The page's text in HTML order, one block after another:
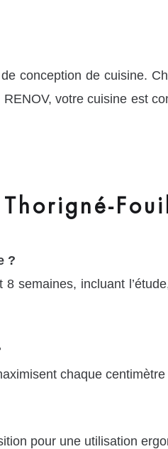
conception de cuisine.
votre cuisine est
?
semaines, incluant
chaque
pour une utilisation